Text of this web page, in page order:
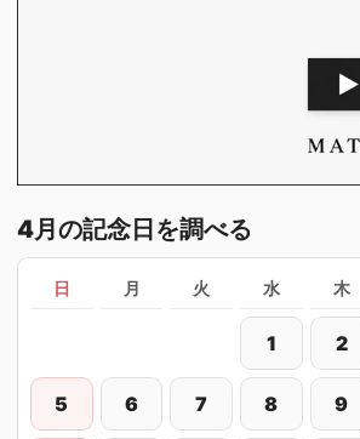
4月の記念日を調べる
日 月 火 水 木
1 2
5 6 7 8 9